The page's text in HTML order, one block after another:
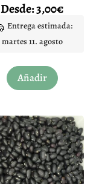
Valorado
con
de 5
Desde:3,00€
Entrega estimada:
martes 11. agosto
Añadir
producto
variantes.
Las
opciones
se